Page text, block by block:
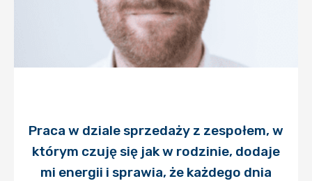
Praca w dziale sprzedaży z zespołem, w
którym czuję się jak w rodzinie, dodaje
mi energii i sprawia, że każdego dnia